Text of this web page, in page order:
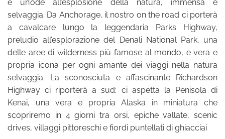
è un’ode all’esplosione della natura, immensa e
selvaggia. Da Anchorage, il nostro on the road ci porterà
a cavalcare lungo la leggendaria Parks Highway,
preludio all’esplorazione del Denali National Park, una
delle aree di wilderness più famose al mondo, e vera e
propria icona per ogni amante dei viaggi nella natura
selvaggia. La sconosciuta e affascinante Richardson
Highway ci riporterà a sud: ci aspetta la Penisola di
Kenai, una vera e propria Alaska in miniatura che
scopriremo in 4 giorni tra orsi, epiche vallate, scenic
drives, villaggi pittoreschi e fiordi puntellati di ghiacciai